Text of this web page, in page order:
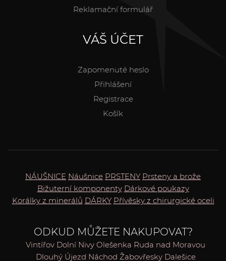
Reklamační formulář
VÁŠ ÚČET
Zapomenuté heslo
Přihlášení
Registrace
Košík
NÁUŠNICE Náušnice PRSTENY Prsteny a brože
Bižuterní komponenty Dárkové poukazy
Korálky z minerálů DÁRKY Přívěsky z chirurgické oceli
ODKUD MŮŽETE NAKUPOVAT?
Vintířov Dolní Nivy Olešenka Ruda nad Moravou
Dlouhý Újezd Náchod Žabovřesky Dalešice